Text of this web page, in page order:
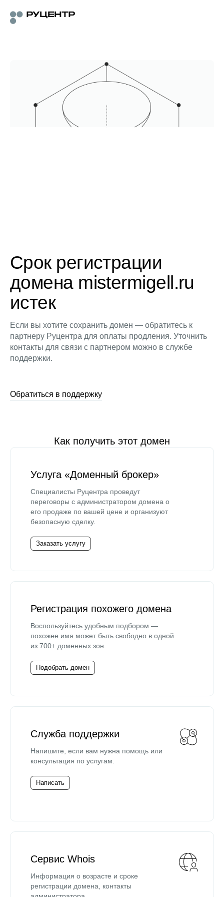
Срок регистрации
домена mistermigell.ru
истек
Если вы хотите сохранить домен — обратитесь к
партнеру Руцентра для оплаты продления. Уточнить
контакты для связи с партнером можно в службе
поддержки.
Обратиться в поддержку
Как получить этот домен
Услуга «Доменный брокер»
Специалисты Руцентра проведут
переговоры с администратором домена о
его продаже по вашей цене и организуют
безопасную сделку.
Заказать услугу
Регистрация похожего домена
Воспользуйтесь удобным подбором —
похожее имя может быть свободно в одной
из 700+ доменных зон.
Подобрать домен
Служба поддержки
Напишите, если вам нужна помощь или
консультация по услугам.
Написать
Сервис Whois
Информация о возрасте и сроке
регистрации домена, контакты